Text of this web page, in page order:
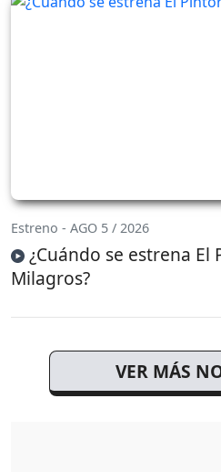
Estreno - AGO 5 / 2026
¿Cuándo se estrena El
Milagros?
VER MÁS